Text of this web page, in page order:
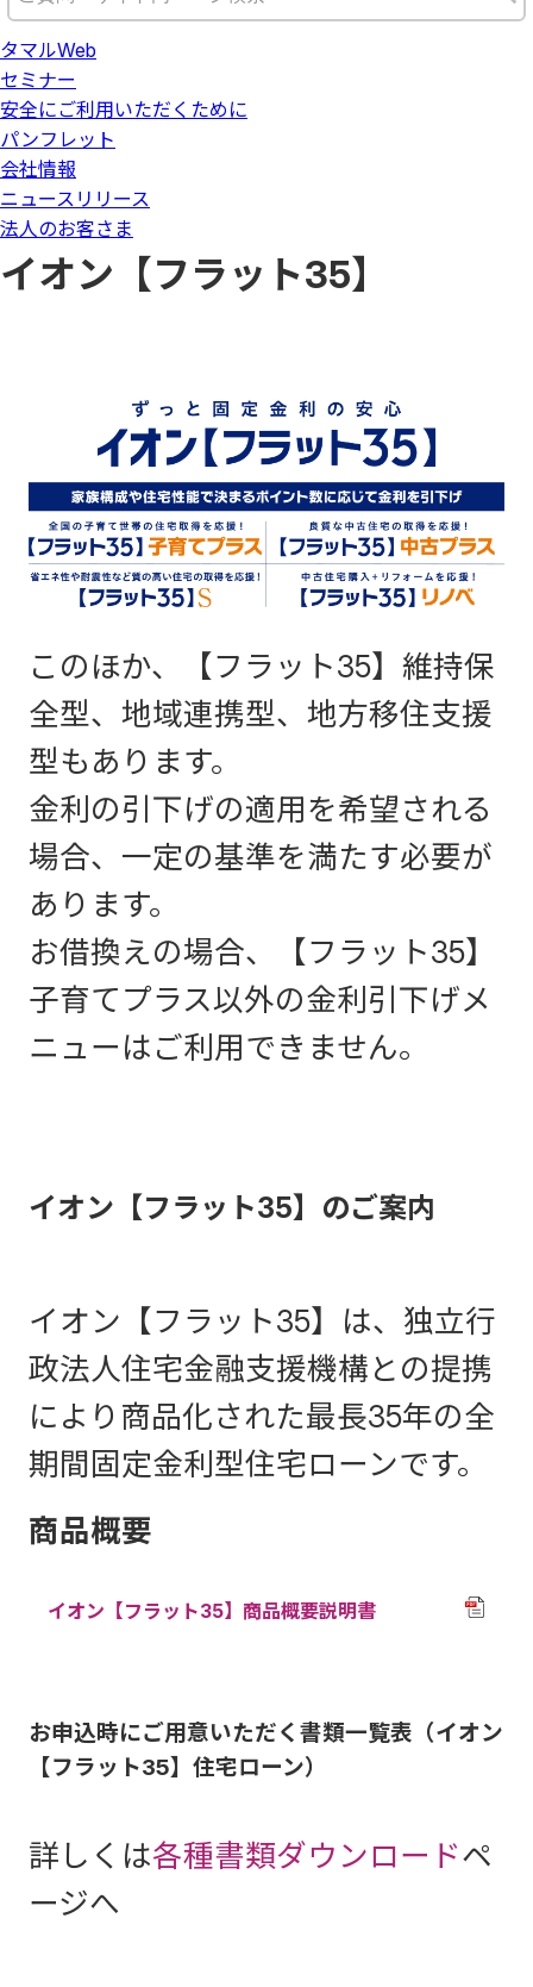
タマルWeb
セミナー
安全にご利用いただくために
パンフレット
会社情報
ニュースリリース
法人のお客さま
イオン【フラット35】
このほか、【フラット35】維持保
全型、地域連携型、地方移住支援
型もあります。
金利の引下げの適用を希望される
場合、一定の基準を満たす必要が
あります。
お借換えの場合、【フラット35】
子育てプラス以外の金利引下げメ
ニューはご利用できません。
イオン【フラット35】のご案内
イオン【フラット35】は、独立行
政法人住宅金融支援機構との提携
により商品化された最長35年の全
期間固定金利型住宅ローンです。
商品概要
イオン【フラット35】商品概要説明書
お申込時にご用意いただく書類一覧表（イオン
【フラット35】住宅ローン）
詳しくは各種書類ダウンロードペ
ージへ